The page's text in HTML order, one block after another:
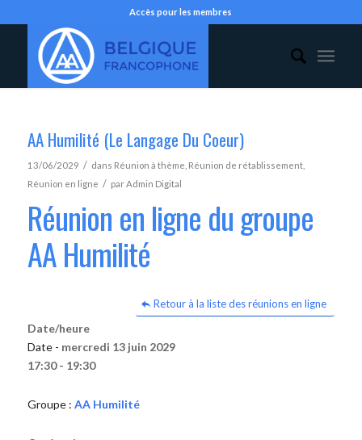
Accès pour les membres
AA Humilité (Le Langage Du Coeur)
13/06/2029 / dans Réunion à thème Réunion de rétablissement,
Réunion en ligne / parAdmin Digital
Réunion en ligne du groupe
AA Humilité
Retour à la liste des réunions en ligne
Date/heure
Date - mercredi 13 juin 2029
17:30 - 19:30
Groupe : AA Humilité